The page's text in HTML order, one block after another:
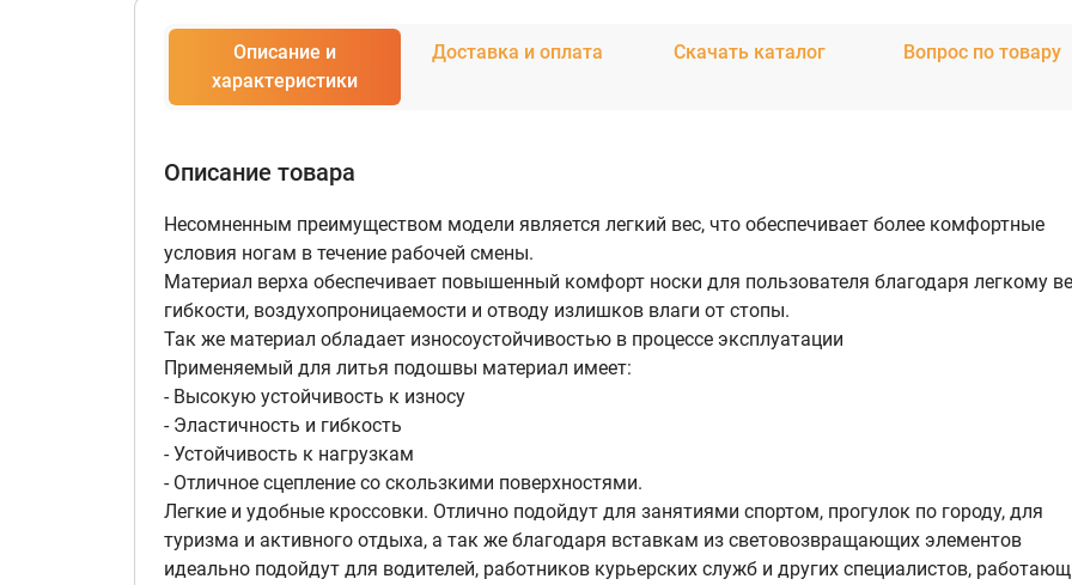
Описание и
характеристики
Доставка и оплата Скачать каталог Вопрос по товару
Описание товара
Несомненным преимуществом модели является легкий вес, что обеспечивает более комфортные
условия ногам в течение рабочей смены.
Материал верха обеспечивает повышенный комфорт носки для пользователя благодаря легкому
гибкости, воздухопроницаемости и отводу излишков влаги от стопы.
Так же материал обладает износоустойчивостью в процессе эксплуатации
Применяемый для литья подошвы материал имеет:
- Высокую устойчивость к износу
- Эластичность и гибкость
- Устойчивость к нагрузкам
- Отличное сцепление со скользкими поверхностями.
Легкие и удобные кроссовки. Отлично подойдут для занятиями спортом, прогулок по городу, для
туризма и активного отдыха, а так же благодаря вставкам из световозвращающих элементов
идеально подойдут для водителей, работников курьерских служб и других специалистов,